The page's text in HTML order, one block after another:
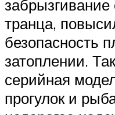
транца,
безопасность
затоплении.
серийная
прогулок и